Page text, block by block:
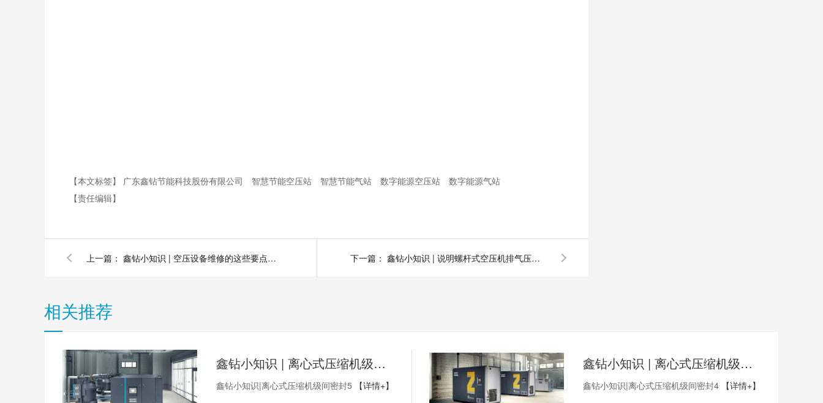
【本文标签】 广东鑫钻节能科技股份有限公司 智慧节能空压站 智慧节能气站 数字能源空压站
数字能源气站
【责任编辑】
上一篇： 鑫钻小知识 | 空压设备维修的这些要点您都掌握了吗？ 下一篇： 鑫钻小知识 | 说明螺杆式空压机排气压力过高的原因，如何处理?
相关推荐
鑫钻小知识 | 离心式压缩机级间密封5
鑫钻小知识|离心式压缩机级间密封5 【详情+】
鑫钻小知识 | 离心式压缩机级间密封4
鑫钻小知识|离心式压缩机级间密封4 【详情+】